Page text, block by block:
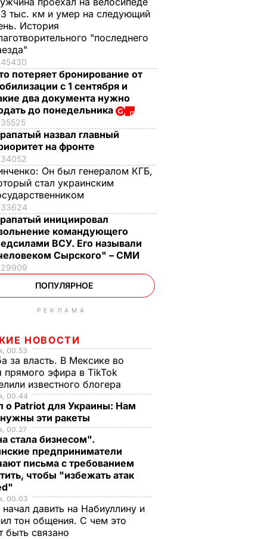
тыс. км и умер на следующий
История
"последнего
45430
потеряет бронирование от
с 1 сентября и
два документа нужно
до понедельника
35525
назвал главный
на фронте
34052
Он был генералом КГБ,
стал украинским
33624
инициировал
командующего
ВСУ. Его называли
Сырского" – СМИ
29909
ПОПУЛЯРНОЕ
РЕКЛАМА
НОВОСТИ
00.53
за власть. В Мексике во
прямого эфира в TikTok
известного блогера
00.44
о Patriot для Украины: Нам
эти ракеты
00.27
стала бизнесом".
предприниматели
письма с требованием
чтобы "избежать атак
00.03
начал давить на Набиуллину и
тон общения. С чем это
быть связано